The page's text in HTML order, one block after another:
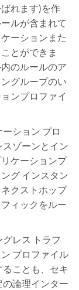
れます)を作
ルが含まれて
ーションまた
とができま
のルールのア
グループのい
ンプロファイ
ション プロ
ゾーンとイン
ケーションプ
グ インスタン
クストホップ
ィックをルー
レス トラフ
プロファイル
ことも、セキ
の論理インター